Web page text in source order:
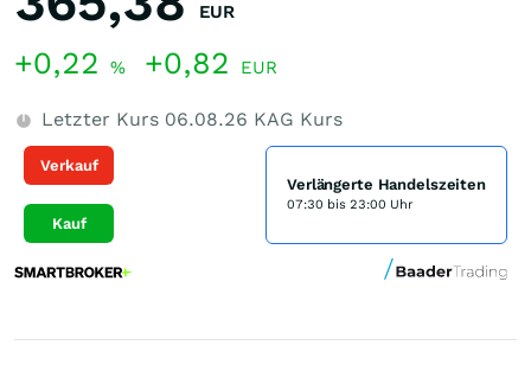
EUR
+0,22 % +0,82 EUR
Letzter Kurs 06.08.26 KAG Kurs
Verkauf
Kauf
Verlängerte Handelszeiten
07:30 bis 23:00 Uhr